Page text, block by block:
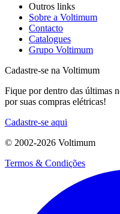
Outros links
Sobre a Voltimum
Contacto
Catalogues
Grupo Voltimum
Cadastre-se na Voltimum
Fique por dentro das últimas
por suas compras elétricas!
Cadastre-se aqui
© 2002-2026 Voltimum
Termos & Condições